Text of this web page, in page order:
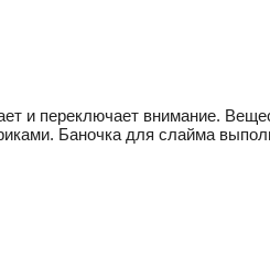
и переключает внимание.
Баночка для слайма